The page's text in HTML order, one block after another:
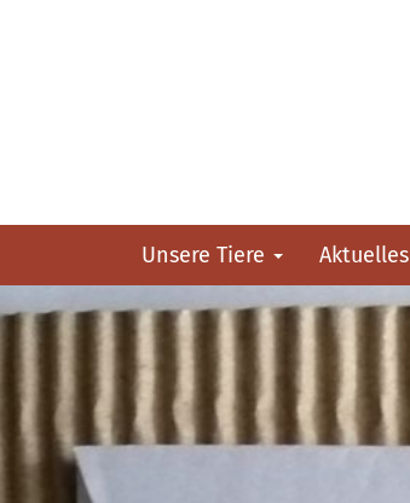
Unsere Tiere Aktuelles